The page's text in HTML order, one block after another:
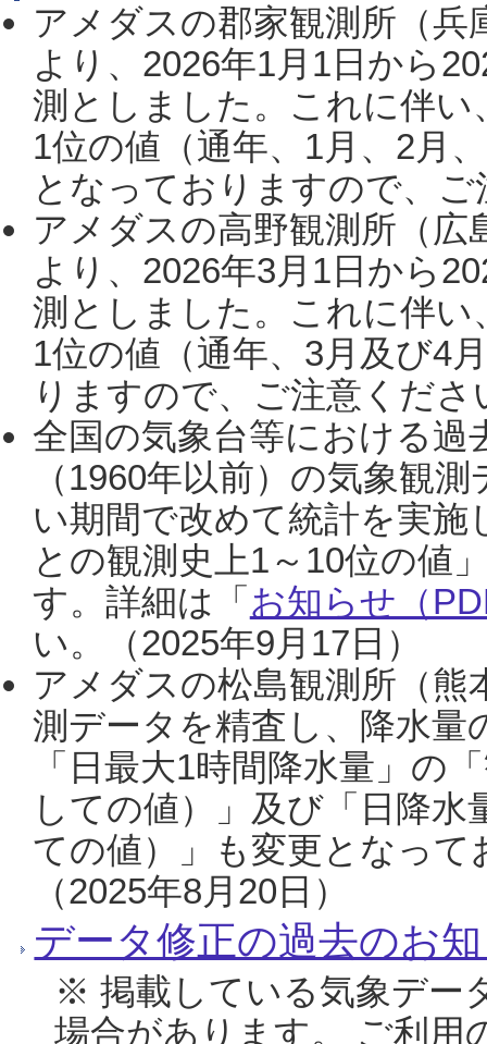
アメダスの郡家観測所（
より、2026年1月1日から
測としました。これに伴い
1位の値（通年、1月、2月
となっておりますので、
アメダスの高野観測所（
より、2026年3月1日から
測としました。これに伴い
1位の値（通年、3月及び4
りますので、ご注意くだ
全国の気象台等における過
（1960年以前）の気象観
い期間で改めて統計を実
との観測史上1～10位の値
す。詳細は「 お知らせ（
い。（2025年9月17日）
アメダスの松島観測所（熊
測データを精査し、降水
「日最大1時間降水量」の
しての値）」及び「日降
ての値）」も変更となっ
（2025年8月20日）
データ修正の過去のお
※ 掲載している気象デー
場合があります。 ご利用